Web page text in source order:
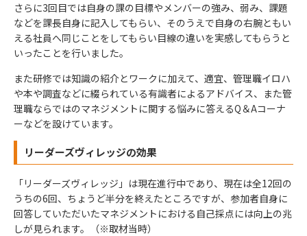
さらに3回目では自身の課の目標やメンバーの強み、弱み、課題
などを課長自身に記入してもらい、そのうえで自身の右腕ともい
える社員へ同じことをしてもらい目線の違いを実感してもらうと
いったことを行いました。
また研修では知識の紹介とワークに加えて、適宜、管理職イロハ
や本や調査などに綴られている有識者によるアドバイス、また管
理職ならではのマネジメントに関する悩みに答えるQ＆Aコーナ
ーなどを設けています。
リーダーズヴィレッジの効果
「リーダーズヴィレッジ」は現在進行中であり、現在は全12回の
うちの6回、ちょうど半分を終えたところですが、参加者自身に
回答していただいたマネジメントにおける自己採点には向上の兆
しが見られます。（※取材当時）